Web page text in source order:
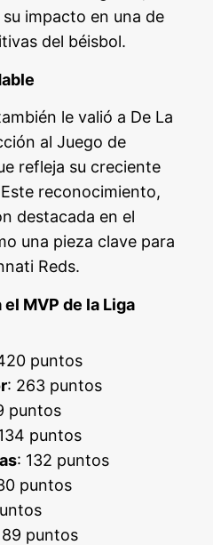
impacto en una de
del béisbol.
le valió a De La
al Juego de
refleja su creciente
reconocimiento,
destacada en el
una pieza clave para
Reds.
MVP de la Liga
puntos
: 263 puntos
puntos
puntos
: 132 puntos
puntos
89 puntos